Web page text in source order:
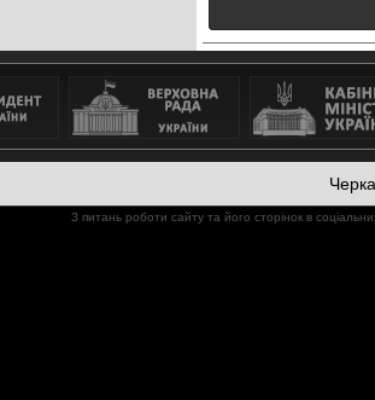
З питань роботи сайту та його сторінок в